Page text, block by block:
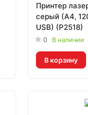
Принтер
серый (A4,
USB) (P2518)
0 В наличии
В корзину